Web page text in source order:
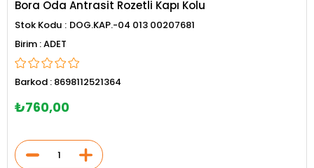
Bora Oda Antrasit Rozetli Kapı Kolu
Stok Kodu
DOG.KAP.-04 013 00207681
ADET
Barkod : 8698112521364
₺760,00